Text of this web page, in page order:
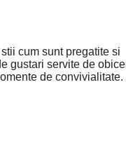
cum sunt pregatite si
gustari servite de
de convivialitate.